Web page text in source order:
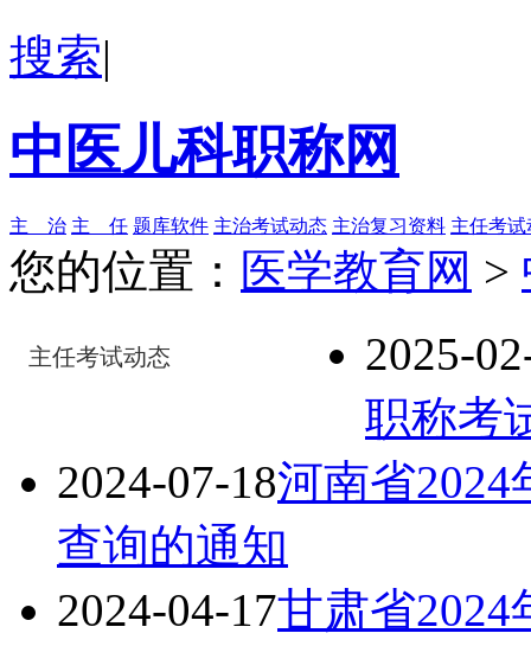
搜索|
中医儿科职称网
主 治 主 任 题库软件 主治考试动态 主治复习资料 主任考试
您的位置： 医学教育网 >
主任考试动态
2025-
职称考
2024-07-18河南省
查询的通知
2024-04-17甘肃省